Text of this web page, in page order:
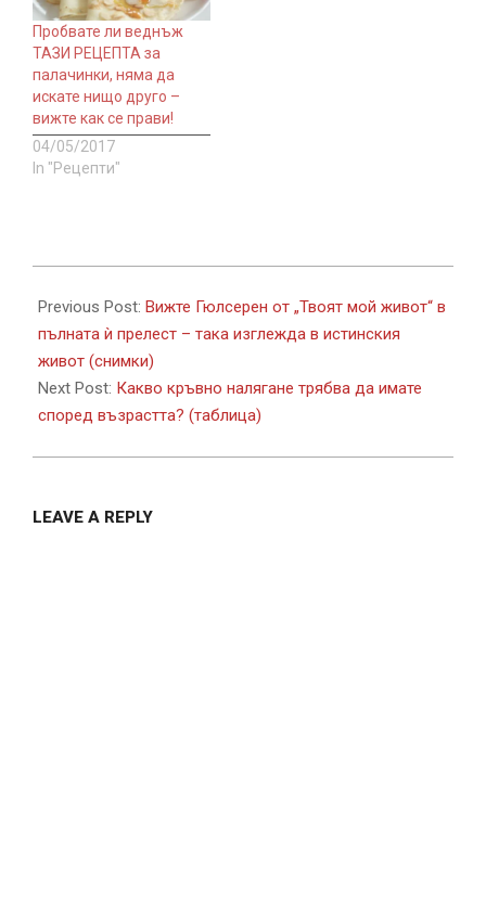
Пробвате ли веднъж
ТАЗИ РЕЦЕПТА за
палачинки, няма да
искате нищо друго –
вижте как се прави!
04/05/2017
In "Рецепти"
08-
21
Previous Post: Вижте Гюлсерен от „Твоят мой живот“ в
пълната ѝ прелест – така изглежда в истинския
живот (снимки)
Next Post: Какво кръвно налягане трябва да имате
според възрастта? (таблица)
LEAVE A REPLY